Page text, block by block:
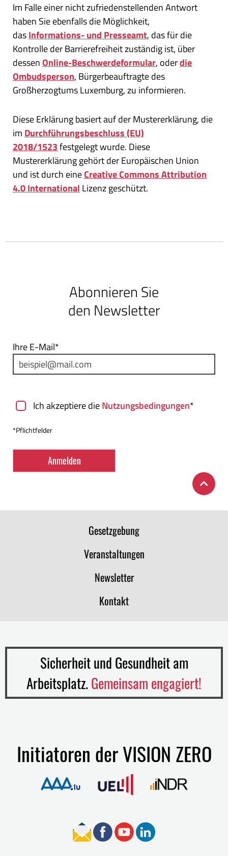
Im Falle einer nicht zufriedenstellenden Antwort
haben Sie ebenfalls die Möglichkeit,
dasInformations- und Presseamt, das für die
Kontrolle der Barrierefreiheit zuständig ist, über
dessenOnline-Beschwerdeformular, oderdie
Ombudsperson, Bürgerbeauftragte des
Großherzogtums Luxemburg, zu informieren.
Diese Erklärung basiert auf der Mustererklärung, die
im Durchführungsbeschluss (EU)
2018/1523festgelegt wurde. Diese
Mustererklärung gehört der Europäischen Union
und ist durch eineCreative Commons Attribution
4.0 International Lizenz geschützt.
Abonnieren Sie
den Newsletter
Ihre E-Mail*
Ich akzeptiere dieNutzungsbedingungen*
*Pflichtfelder
Gesetzgebung
Veranstaltungen
Newsletter
Kontakt
Sicherheit und Gesundheit am
Arbeitsplatz.Gemeinsam engagiert!
Initiatoren der VISION ZERO